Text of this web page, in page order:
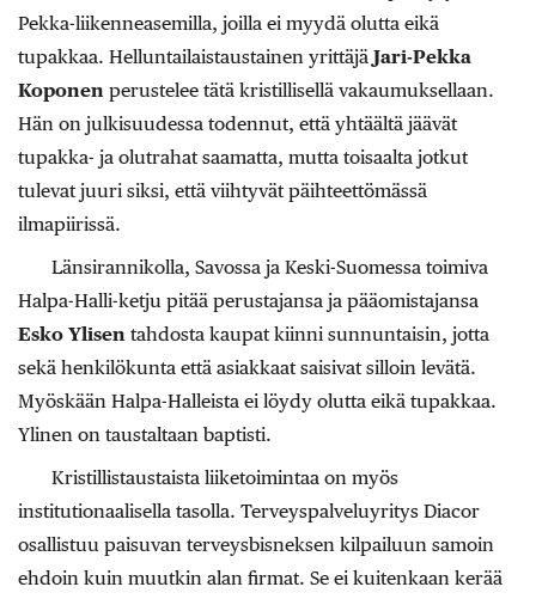
Pekka-liikenneasemilla, joilla ei myydä olutta eikä
tupakkaa. Helluntailaistaustainen yrittäjä Jari-Pekka
Koponen perustelee tätä kristillisellä vakaumuksellaan.
Hän on julkisuudessa todennut, että yhtäältä jäävät
tupakka- ja olutrahat saamatta, mutta toisaalta jotkut
tulevat juuri siksi, että viihtyvät päihteettömässä
ilmapiirissä.
Länsirannikolla, Savossa ja Keski-Suomessa toimiva
Halpa-Halli-ketju pitää perustajansa ja pääomistajansa
Esko Ylisen tahdosta kaupat kiinni sunnuntaisin, jotta
sekä henkilökunta että asiakkaat saisivat silloin levätä.
Myöskään Halpa-Halleista ei löydy olutta eikä tupakkaa.
Ylinen on taustaltaan baptisti.
Kristillistaustaista liiketoimintaa on myös
institutionaalisella tasolla. Terveyspalveluyritys Diacor
osallistuu paisuvan terveysbisneksen kilpailuun samoin
ehdoin kuin muutkin alan firmat. Se ei kuitenkaan kerää